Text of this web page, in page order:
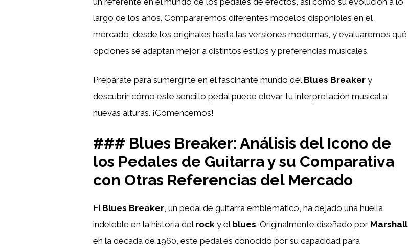
largo de los años. Compararemos diferentes modelos disponibles en el
mercado, desde los originales hasta las versiones modernas, y evaluaremos qué
opciones se adaptan mejor a distintos estilos y preferencias musicales.
Prepárate para sumergirte en el fascinante mundo del Blues Breaker y
descubrir cómo este sencillo pedal puede elevar tu interpretación musical a
nuevas alturas. ¡Comencemos!
### Blues Breaker: Análisis del Icono de
los Pedales de Guitarra y su Comparativa
con Otras Referencias del Mercado
El Blues Breaker , un pedal de guitarra emblemático, ha dejado una huella
indeleble en la historia del rock y el blues. Originalmente diseñado por Marshall
en la década de 1960, este pedal es conocido por su capacidad para